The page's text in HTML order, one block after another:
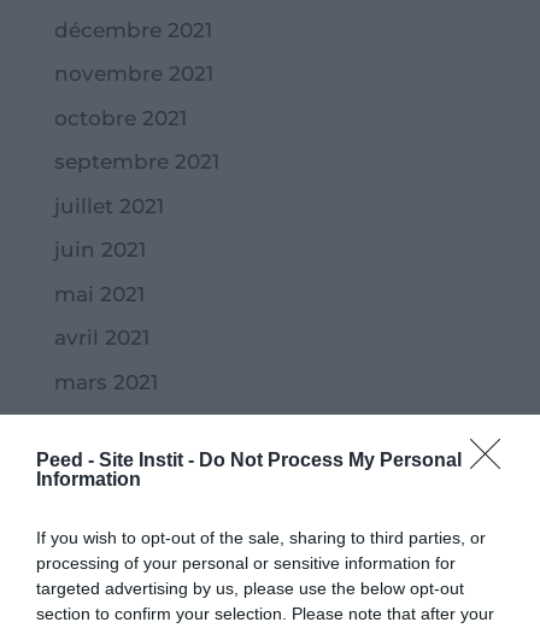
Peed - Site Instit - Do Not Process My Personal
Information
If you wish to opt-out of the sale, sharing to third parties, or
processing of your personal or sensitive information for
targeted advertising by us, please use the below opt-out
section to confirm your selection. Please note that after your
décembre 2021
novembre 2021
octobre 2021
septembre 2021
juillet 2021
juin 2021
mai 2021
avril 2021
mars 2021
janvier 2021
novembre 2020
octobre 2020